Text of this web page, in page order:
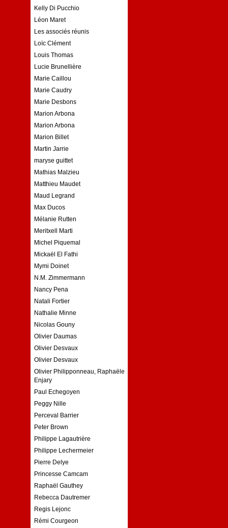
Kelly Di Pucchio
Léon Maret
Les associés réunis
Loïc Clément
Louis Thomas
Lucie Brunellière
Marie Caillou
Marie Caudry
Marie Desbons
Marion Arbona
Marion Arbona
Marion Billet
Martin Jarrie
maryse guittet
Mathias Malzieu
Matthieu Maudet
Maud Legrand
Max Ducos
Mélanie Rutten
Meritxell Marti
Michel Piquemal
Mickaël El Fathi
Mymi Doinet
N.M. Zimmermann
Nancy Pena
Natali Fortier
Nathalie Minne
Nicolas Gouny
Olivier Daumas
Olivier Desvaux
Olivier Desvaux
Olivier Philipponneau, Raphaële
Enjary
Paul Echegoyen
Peggy Nille
Perceval Barrier
Peter Brown
Philippe Lagautrière
Philippe Lechermeier
Pierre Delye
Princesse Camcam
Raphaël Gauthey
Rebecca Dautremer
Regis Lejonc
Rémi Courgeon